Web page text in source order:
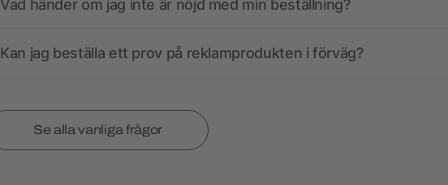
Vad händer om jag inte är nöjd med min beställning?
Kan jag beställa ett prov på reklamprodukten i förväg?
Se alla vanliga frågor